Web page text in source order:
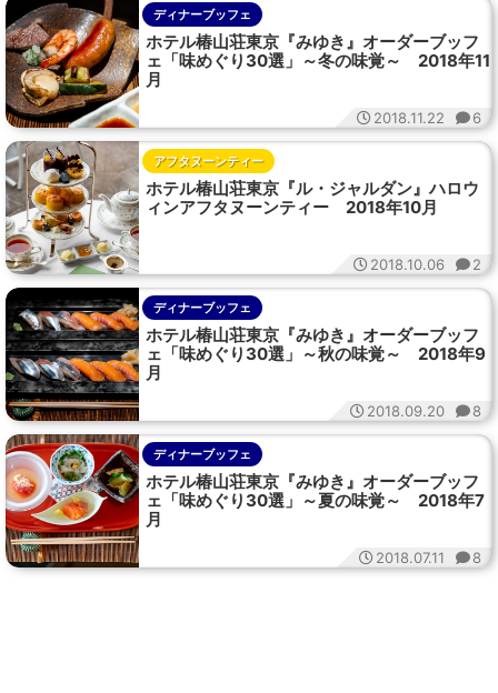
ディナーブッフェ
ホテル椿山荘東京『みゆき』オーダーブッフ
ェ「味めぐり30選」～冬の味覚～ 2018年11
月
2018.11.22 6
アフタヌーンティー
ホテル椿山荘東京『ル・ジャルダン』ハロウ
ィンアフタヌーンティー 2018年10月
2018.10.06 2
ディナーブッフェ
ホテル椿山荘東京『みゆき』オーダーブッフ
ェ「味めぐり30選」～秋の味覚～ 2018年9
月
2018.09.20 8
ディナーブッフェ
ホテル椿山荘東京『みゆき』オーダーブッフ
ェ「味めぐり30選」～夏の味覚～ 2018年7
月
2018.07.11 8